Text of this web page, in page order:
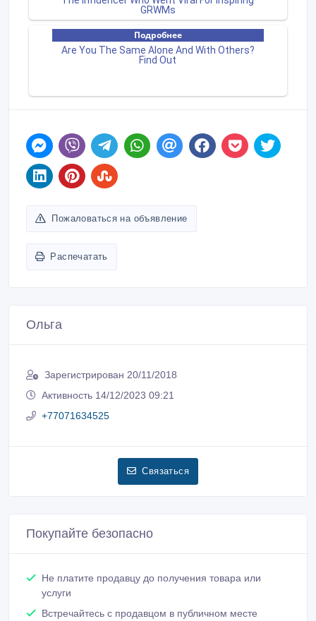
Пожаловаться на объявление
Распечатать
Ольга
Зарегистрирован 20/11/2018
Активность 14/12/2023 09:21
+77071634525
Связаться
Покупайте безопасно
Не платите продавцу до получения товара или
услуги
Встречайтесь с продавцом в публичном месте